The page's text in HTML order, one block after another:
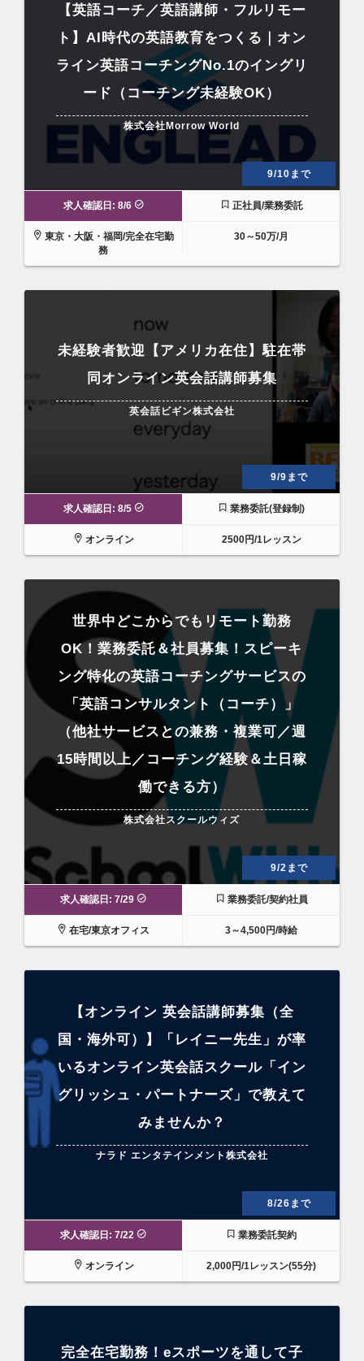
【英語コーチ／英語講師・フルリモー
ト】AI時代の英語教育をつくる｜オン
ライン英語コーチングNo.1のイングリ
ード（コーチング未経験OK）
株式会社Morrow World
9/10まで
求人確認日: 8/6 正社員/業務委託
東京・大阪・福岡/完全在宅勤
務
30～50万/月
未経験者歓迎【アメリカ在住】駐在帯
同オンライン英会話講師募集
英会話ビギン株式会社
9/9まで
求人確認日: 8/5 業務委託(登録制)
オンライン 2500円/1レッスン
世界中どこからでもリモート勤務
OK！業務委託＆社員募集！スピーキ
ング特化の英語コーチングサービスの
「英語コンサルタント（コーチ）」
（他社サービスとの兼務・複業可／週
15時間以上／コーチング経験＆土日稼
働できる方）
株式会社スクールウィズ
9/2まで
求人確認日: 7/29 業務委託/契約社員
在宅/東京オフィス 3～4,500円/時給
【オンライン 英会話講師募集（全
国・海外可）】「レイニー先生」が率
いるオンライン英会話スクール「イン
グリッシュ・パートナーズ」で教えて
みませんか？
ナラド エンタテインメント株式会社
8/26まで
求人確認日: 7/22 業務委託契約
オンライン 2,000円/1レッスン(55分)
完全在宅勤務！eスポーツを通して子